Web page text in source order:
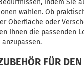
indem Sie
wählen. Ob
Oberfläche oder
Ihnen die passenden
FÜR